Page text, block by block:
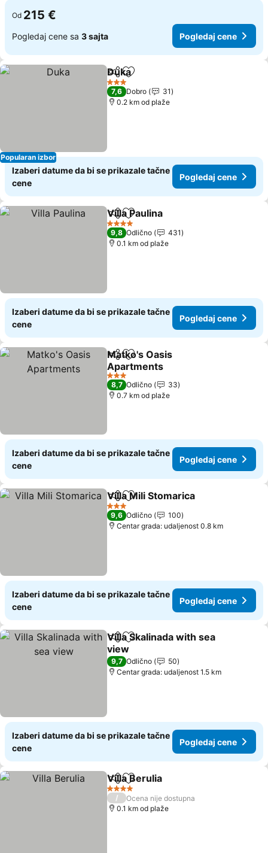
Od 215 €
Pogledaj cene sa 3 sajta Pogledaj cene
Popularan izbor
Deli Dodati u favorite
Duka
3 Zvezdice
7,6 Dobro
31
0.2 km od plaže
Izaberi datume da bi se prikazale tačne
cene
Pogledaj cene
Deli Dodati u favorite
Villa Paulina
4 Zvezdice
9,8 Odlično
431
0.1 km od plaže
Izaberi datume da bi se prikazale tačne
cene
Pogledaj cene
Deli Dodati u favorite
Matko's Oasis
Apartments
Pogledaj cene
3 Zvezdice
8,7 Odlično
33
0.7 km od plaže
Izaberi datume da bi se prikazale tačne
cene
Pogledaj cene
Deli Dodati u favorite
Villa Mili Stomarica
3 Zvezdice
9,6 Odlično
100
Centar grada: udaljenost 0.8 km
Izaberi datume da bi se prikazale tačne
cene
Pogledaj cene
Deli Dodati u favorite
Villa Skalinada with sea
view
Pogledaj cene
9,7 Odlično
50
Centar grada: udaljenost 1.5 km
Izaberi datume da bi se prikazale tačne
cene
Pogledaj cene
Deli Dodati u favorite
Villa Berulia
4 Zvezdice
/
Ocena nije dostupna
0.1 km od plaže